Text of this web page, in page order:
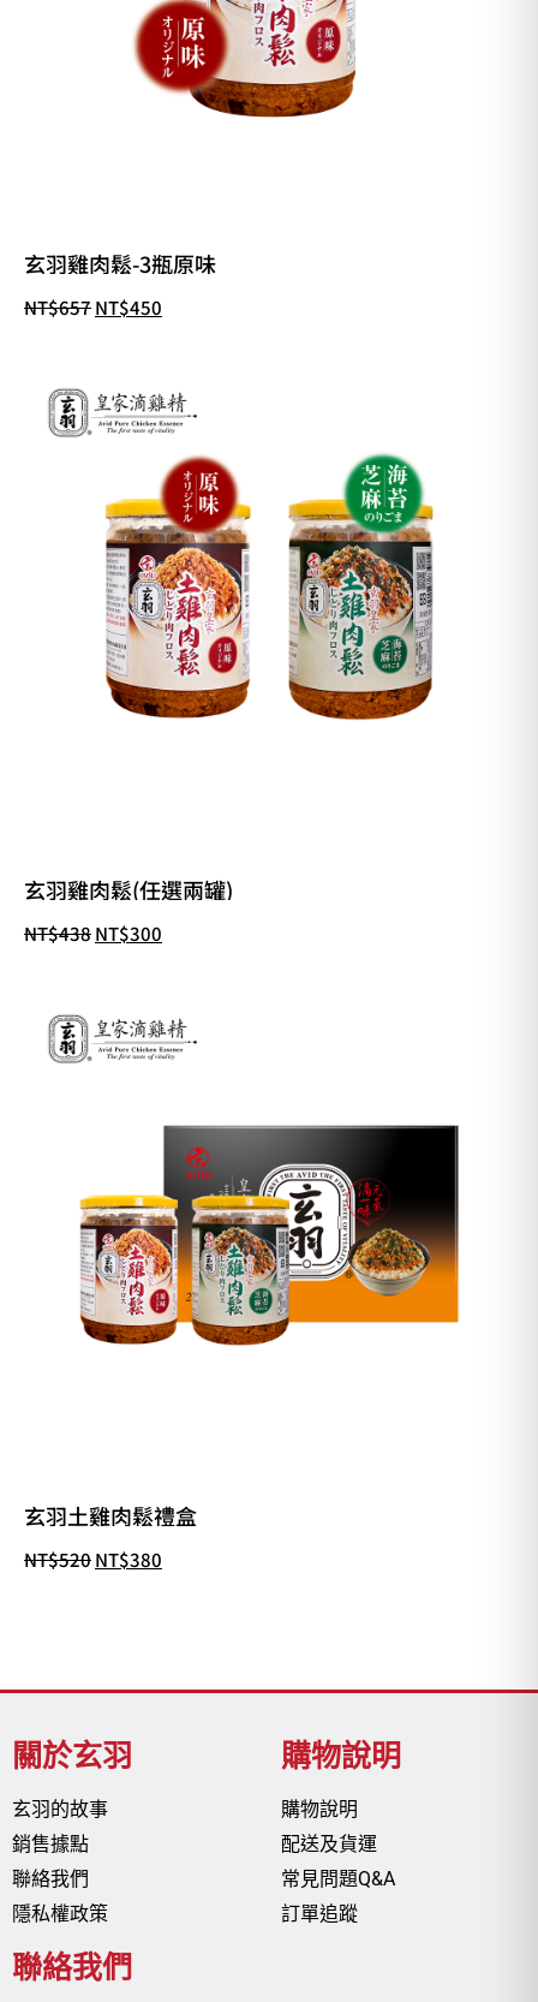
玄羽雞肉鬆-3瓶原味
NT$657NT$450
玄羽雞肉鬆(任選兩罐)
NT$438NT$300
玄羽土雞肉鬆禮盒
NT$520NT$380
關於玄羽
玄羽的故事
銷售據點
聯絡我們
隱私權政策
購物說明
購物說明
配送及貨運
常見問題Q&A
訂單追蹤
聯絡我們